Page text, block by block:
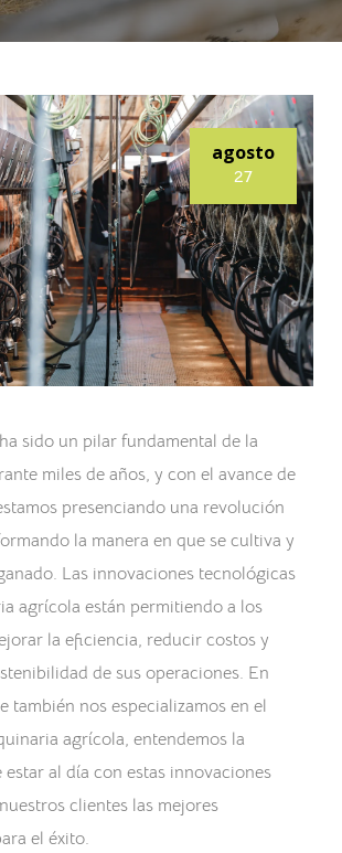
agosto
27
sido un pilar fundamental de la
miles de años, y con el avance de
presenciando una revolución
la manera en que se cultiva y
Las innovaciones tecnológicas
agrícola están permitiendo a los
la eficiencia, reducir costos y
de sus operaciones. En
también nos especializamos en el
agrícola, entendemos la
al día con estas innovaciones
clientes las mejores
el éxito.